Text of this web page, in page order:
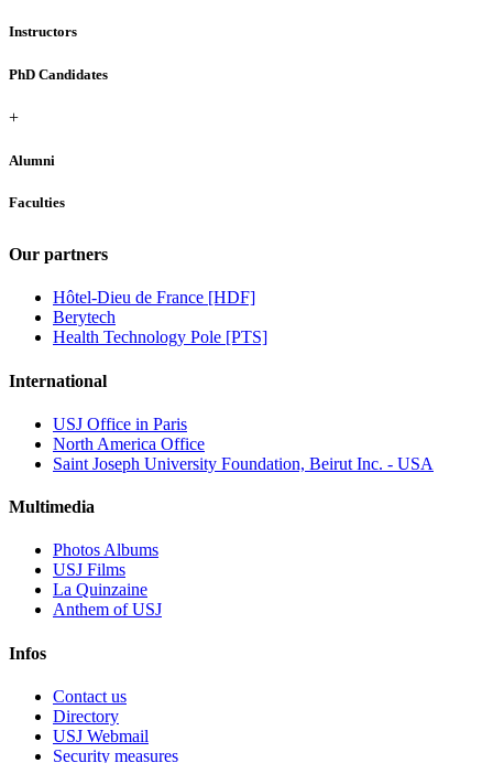
Instructors
PhD Candidates
+
Alumni
Faculties
Our partners
Hôtel-Dieu de France [HDF]
Berytech
Health Technology Pole [PTS]
International
USJ Office in Paris
North America Office
Saint Joseph University Foundation, Beirut Inc. - USA
Multimedia
Photos Albums
USJ Films
La Quinzaine
Anthem of USJ
Infos
Contact us
Directory
USJ Webmail
Security measures